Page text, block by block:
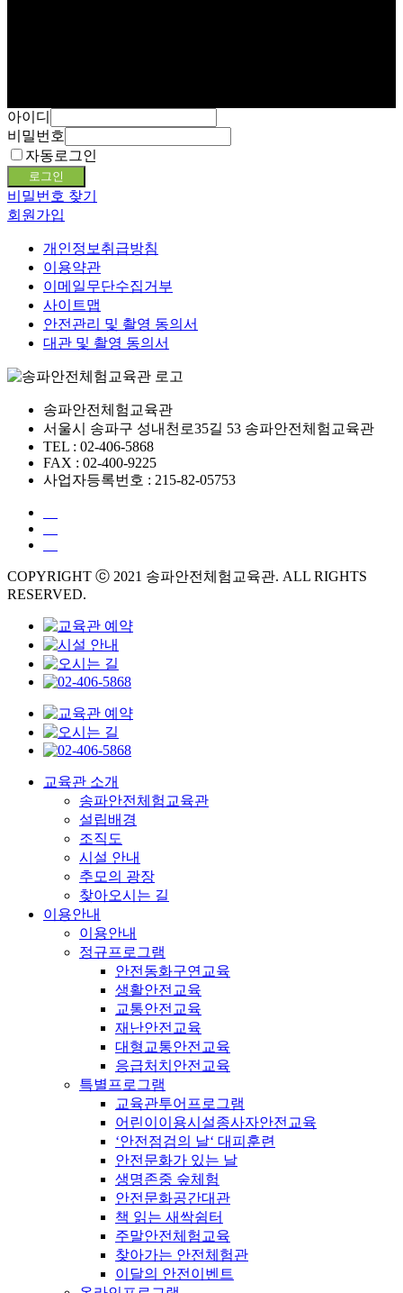
아이디
비밀번호
자동로그인
로그인
비밀번호 찾기
회원가입
개인정보취급방침
이용약관
이메일무단수집거부
사이트맵
안전관리 및 촬영 동의서
대관 및 촬영 동의서
송파안전체험교육관
서울시 송파구 성내천로35길 53 송파안전체험교육관
TEL : 02-406-5868
FAX : 02-400-9225
사업자등록번호 : 215-82-05753
COPYRIGHT ⓒ 2021 송파안전체험교육관. ALL RIGHTS
RESERVED.
교육관 소개
송파안전체험교육관
설립배경
조직도
시설 안내
추모의 광장
찾아오시는 길
이용안내
이용안내
정규프로그램
안전동화구연교육
생활안전교육
교통안전교육
재난안전교육
대형교통안전교육
응급처치안전교육
특별프로그램
교육관투어프로그램
어린이이용시설종사자안전교육
‘안전점검의 날‘ 대피훈련
안전문화가 있는 날
생명존중 숲체험
안전문화공간대관
책 읽는 새싹쉼터
주말안전체험교육
찾아가는 안전체험관
이달의 안전이벤트